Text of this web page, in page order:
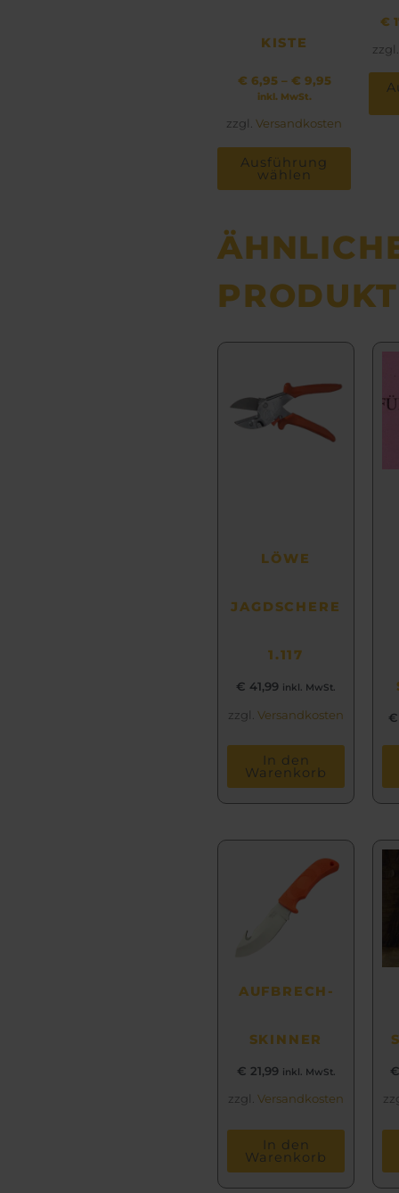
KISTE
€ 6,95– € 9,95
inkl. MwSt.
zzgl.Versandkosten
Ausführung
wählen
€
LÖWE
JAGDSCHERE
1.117
€ 41,99 inkl. MwSt.
zzgl. Versandkosten
In den
Warenkorb
€
AUFBRECH­
SKINNER
€ 21,99 inkl. MwSt.
zzgl. Versandkosten
In den
Warenkorb
€